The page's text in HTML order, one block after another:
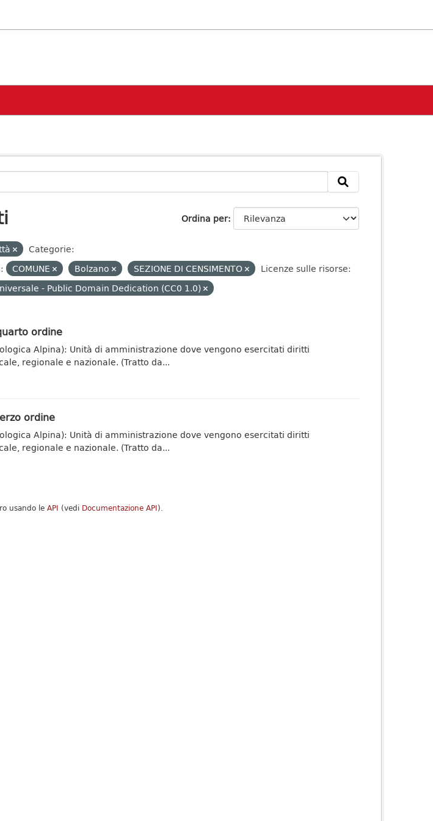
Ordina per
Categorie:
COMUNE Bolzano SEZIONE DI CENSIMENTO
Licenze sulle risorse:
- Public Domain Dedication (CC0 1.0)
ordine
Alpina): Unità di amministrazione dove vengono esercitati diritti
regionale e nazionale. (Tratto da...
ordine
Alpina): Unità di amministrazione dove vengono esercitati diritti
regionale e nazionale. (Tratto da...
usando le API (vedi Documentazione API).